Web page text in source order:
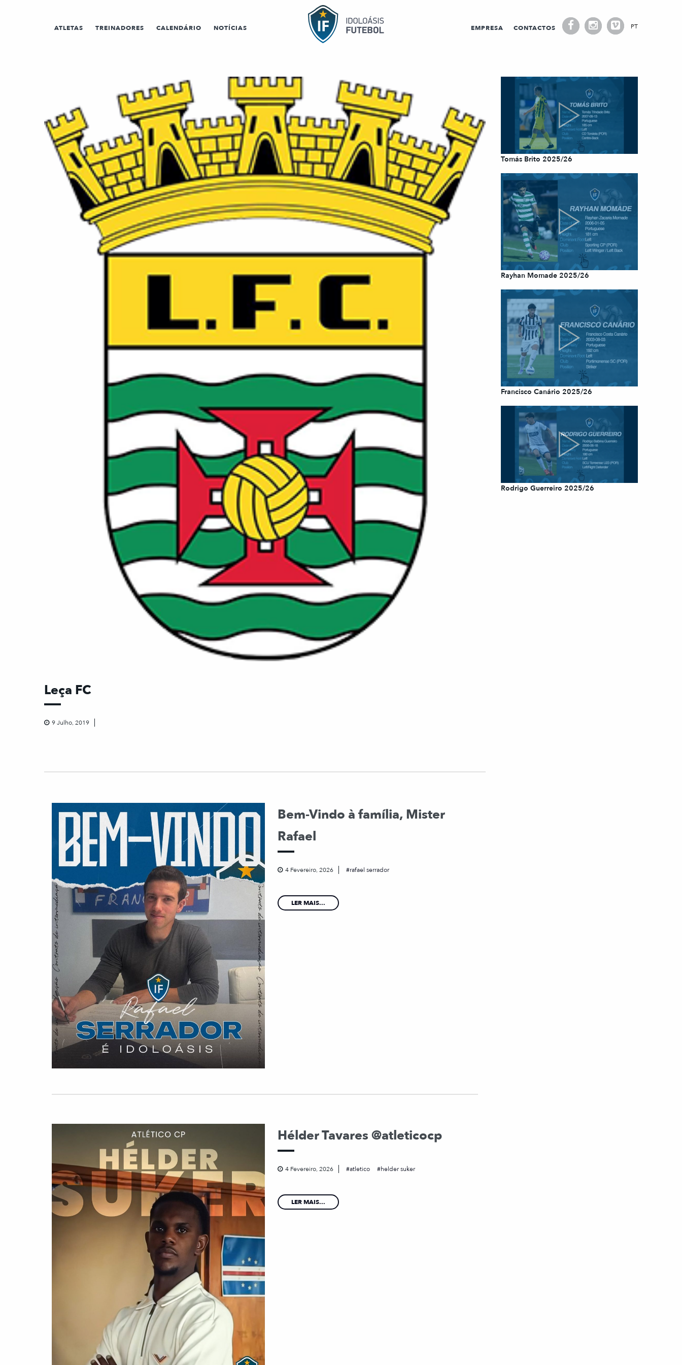
ATLETAS TREINADORES CALENDÁRIO NOTÍCIAS EMPRESA CONTACTOS PT
Leça FC
9 Julho, 2019
Bem-Vindo à família, Mister
Rafael
4 Fevereiro, 2026 rafael serrador
LER MAIS...
Hélder Tavares @atleticocp
4 Fevereiro, 2026 atletico helder suker
LER MAIS...
Tomás Brito 2025/26
Rayhan Momade 2025/26
Francisco Canário 2025/26
Rodrigo Guerreiro 2025/26